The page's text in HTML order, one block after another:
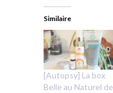
Similaire
[Autopsy] La box
Belle au Naturel de